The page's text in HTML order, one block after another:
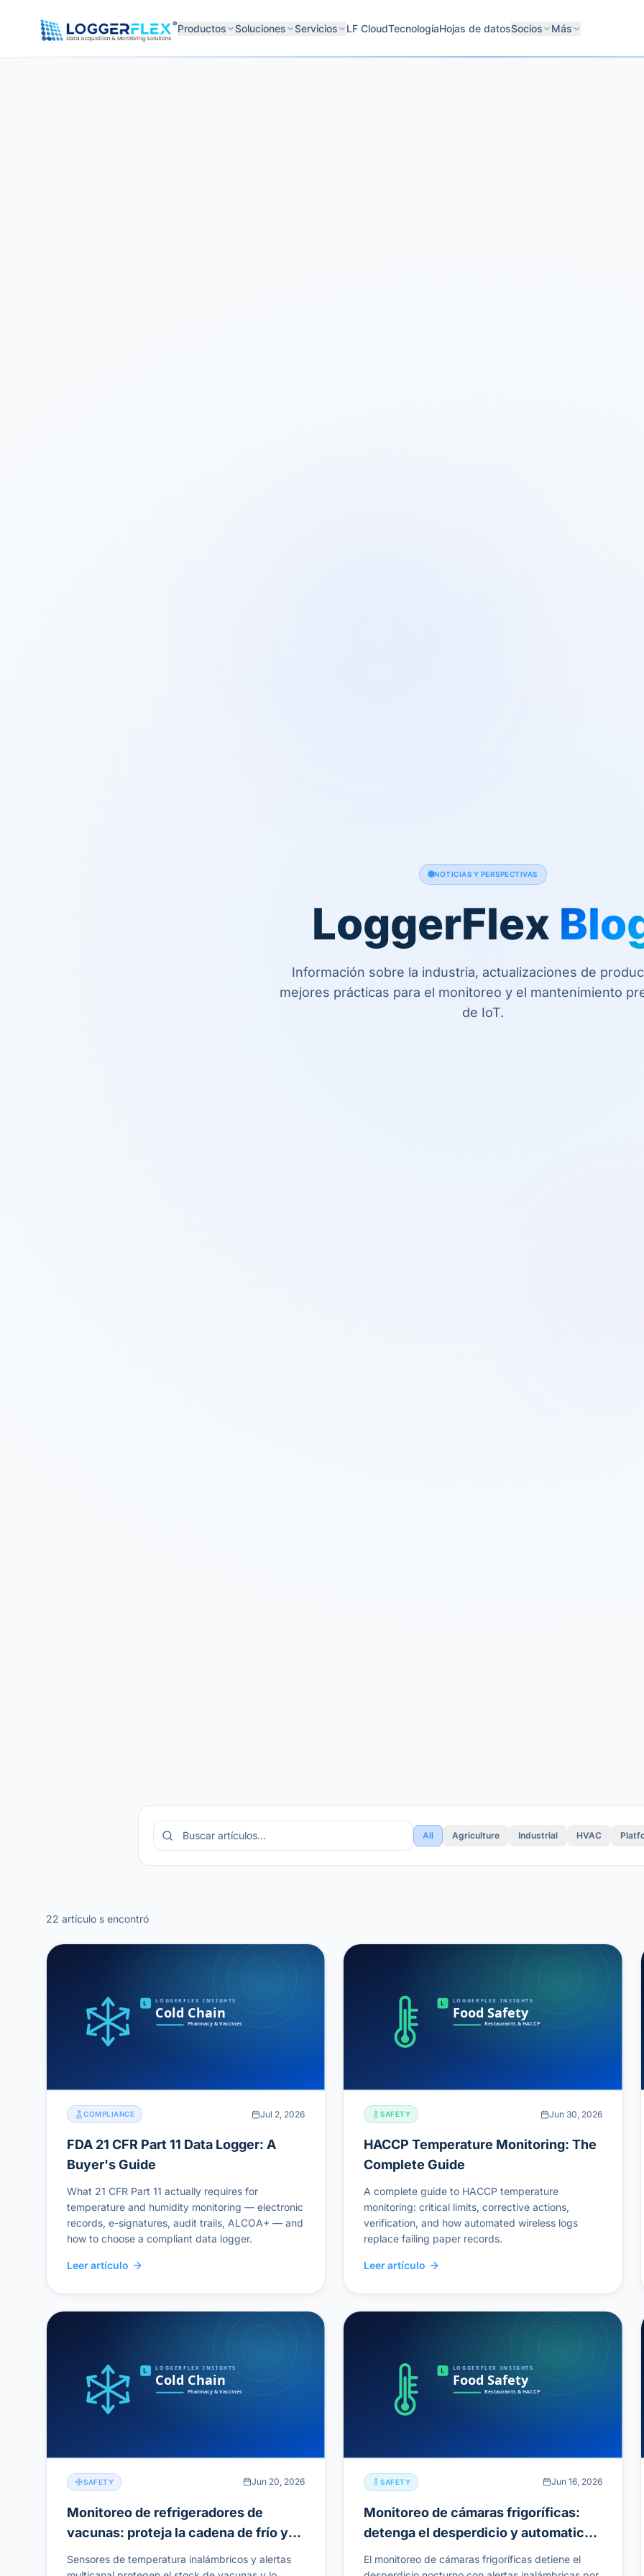
®Productos Soluciones Servicios LF CloudTecnologíaHojas de datosSocios Más
NOTICIAS Y PERSPECTIVAS
LoggerFlex
Información sobre la industria, actualizaciones de
mejores prácticas para el monitoreo y el mantenimiento
de IoT.
All Agriculture Industrial HVAC
22 artículo s encontró
COMPLIANCE Jul 2, 2026
FDA 21 CFR Part 11 Data Logger: A
Buyer's Guide
What 21 CFR Part 11 actually requires for
temperature and humidity monitoring — electronic
records, e-signatures, audit trails, ALCOA+ — and
how to choose a compliant data logger.
Leer artículo
SAFETY Jun 30, 2026
HACCP Temperature Monitoring: The
Complete Guide
A complete guide to HACCP temperature
monitoring: critical limits, corrective actions,
verification, and how automated wireless logs
replace failing paper records.
Leer artículo
SAFETY Jun 20, 2026
Monitoreo de refrigeradores de
vacunas: proteja la cadena de frío y
apruebe auditorías CDC/VFC
Sensores de temperatura inalámbricos y alertas
SAFETY Jun 16, 2026
Monitoreo de cámaras frigoríficas:
detenga el desperdicio y automatice
los registros HACCP
El monitoreo de cámaras frigoríficas detiene el